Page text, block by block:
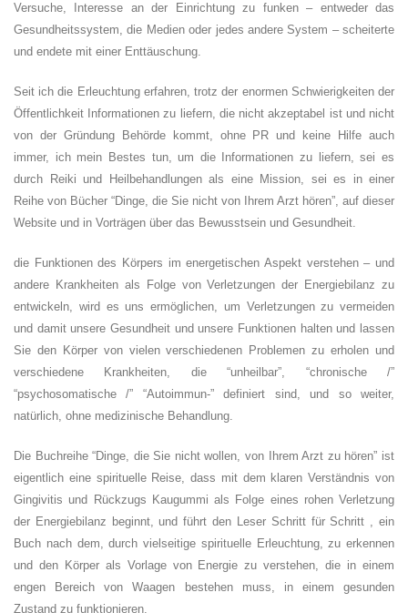
Versuche, Interesse an der Einrichtung zu funken – entweder das
Gesundheitssystem, die Medien oder jedes andere System – scheiterte
und endete mit einer Enttäuschung.
Seit ich die Erleuchtung erfahren, trotz der enormen Schwierigkeiten der
Öffentlichkeit Informationen zu liefern, die nicht akzeptabel ist und nicht
von der Gründung Behörde kommt, ohne PR und keine Hilfe auch
immer, ich mein Bestes tun, um die Informationen zu liefern, sei es
durch Reiki und Heilbehandlungen als eine Mission, sei es in einer
Reihe von Bücher “Dinge, die Sie nicht von Ihrem Arzt hören”, auf dieser
Website und in Vorträgen über das Bewusstsein und Gesundheit.
die Funktionen des Körpers im energetischen Aspekt verstehen – und
andere Krankheiten als Folge von Verletzungen der Energiebilanz zu
entwickeln, wird es uns ermöglichen, um Verletzungen zu vermeiden
und damit unsere Gesundheit und unsere Funktionen halten und lassen
Sie den Körper von vielen verschiedenen Problemen zu erholen und
verschiedene Krankheiten, die “unheilbar”, “chronische /”
“psychosomatische /” “Autoimmun-” definiert sind, und so weiter,
natürlich, ohne medizinische Behandlung.
Die Buchreihe “Dinge, die Sie nicht wollen, von Ihrem Arzt zu hören” ist
eigentlich eine spirituelle Reise, dass mit dem klaren Verständnis von
Gingivitis und Rückzugs Kaugummi als Folge eines rohen Verletzung
der Energiebilanz beginnt, und führt den Leser Schritt für Schritt , ein
Buch nach dem, durch vielseitige spirituelle Erleuchtung, zu erkennen
und den Körper als Vorlage von Energie zu verstehen, die in einem
engen Bereich von Waagen bestehen muss, in einem gesunden
Zustand zu funktionieren.